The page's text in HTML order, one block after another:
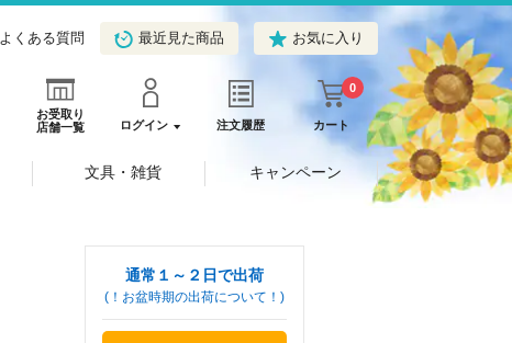
よくある質問 最近見た商品 お気に入り
お受取り
店舗一覧
ログイン 注文履歴 カート
0
文具・雑貨 キャンペーン
通常１～２日で出荷
(！お盆時期の出荷について！)